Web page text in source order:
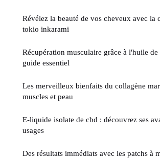
Révélez la beauté de vos cheveux avec la
tokio inkarami
Récupération musculaire grâce à l'huile de
guide essentiel
Les merveilleux bienfaits du collagène
muscles et peau
E-liquide isolate de cbd : découvrez ses
usages
Des résultats immédiats avec les patchs à